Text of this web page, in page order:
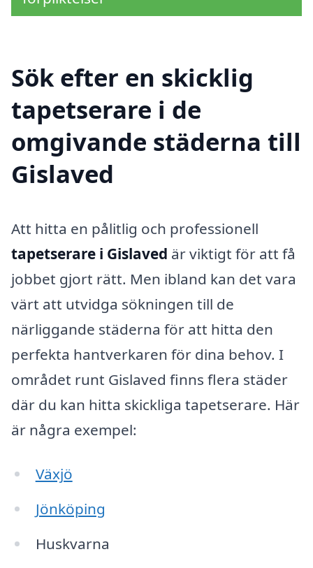
Sök efter en skicklig
tapetserare i de
omgivande städerna till
Gislaved
Att hitta en pålitlig och professionell
tapetserare i Gislaved är viktigt för att få
jobbet gjort rätt. Men ibland kan det vara
värt att utvidga sökningen till de
närliggande städerna för att hitta den
perfekta hantverkaren för dina behov. I
området runt Gislaved finns flera städer
där du kan hitta skickliga tapetserare. Här
är några exempel:
Växjö
Jönköping
Huskvarna